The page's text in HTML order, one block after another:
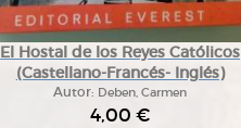
El Hostal de los Reyes Católicos
(Castellano-Francés- Inglés)
Autor: Deben, Carmen
4,00 €